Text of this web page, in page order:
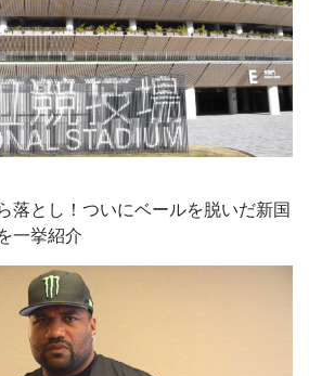
落とし！ついにベールを脱いだ新国
一挙紹介